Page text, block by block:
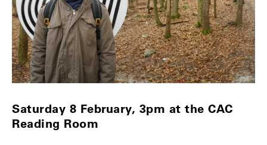
Saturday 8 February, 3pm at the CAC
Reading Room